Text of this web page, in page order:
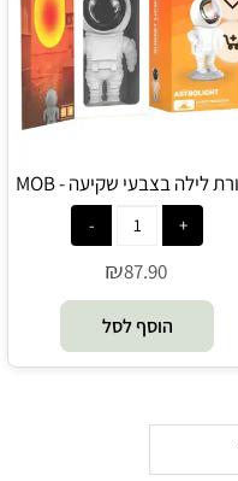
מנורת לילה בצבעי שקיעה - MOB
ASTROLIGHT
₪87.90
הוסף לסל